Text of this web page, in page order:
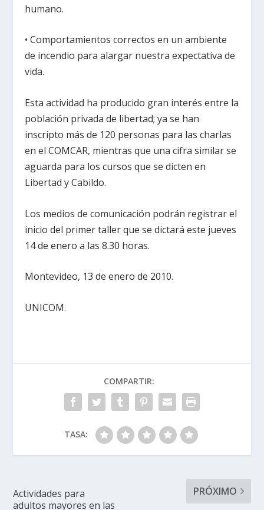
humano.
• Comportamientos correctos en un ambiente
de incendio para alargar nuestra expectativa de
vida.
Esta actividad ha producido gran interés entre la
población privada de libertad; ya se han
inscripto más de 120 personas para las charlas
en el COMCAR, mientras que una cifra similar se
aguarda para los cursos que se dicten en
Libertad y Cabildo.
Los medios de comunicación podrán registrar el
inicio del primer taller que se dictará este jueves
14 de enero a las 8.30 horas.
Montevideo, 13 de enero de 2010.
UNICOM.
COMPARTIR:
TASA:
Actividades para
adultos mayores en las
PRÓXIMO